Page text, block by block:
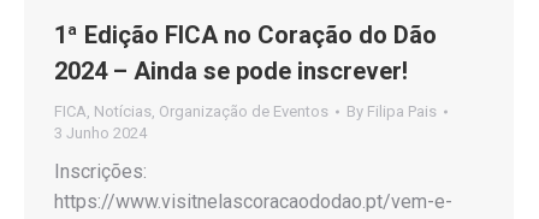
1ª Edição FICA no Coração do Dão
2024 – Ainda se pode inscrever!
FICA, Notícias, Organização de Eventos By Filipa Pais
3 Junho 2024
Inscrições:
https://www.visitnelascoracaododao.pt/vem-e-